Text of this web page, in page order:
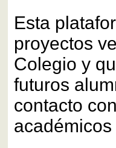
Esta
proyectos
Colegio y
futuros
contacto